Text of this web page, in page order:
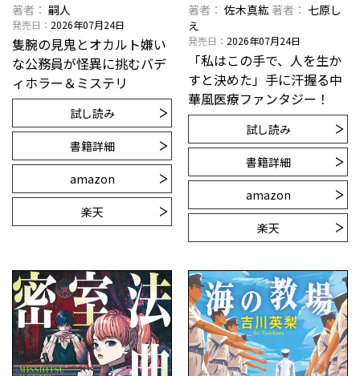
著者 嗣人
発売日 2026年07月24日
隻腕の見鬼とオカルト嫌い
な公務員が怪異に挑むバデ
ィホラー＆ミステリ
試し読み
書籍詳細
amazon
楽天
著者 佐木真紘著者
七原し
え
発売日 2026年07月24日
「私はこの手で、人を生か
すと決めた」手に汗握る中
華風医療ファンタジー！
試し読み
書籍詳細
amazon
楽天